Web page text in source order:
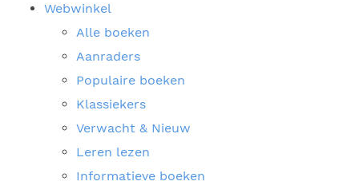
Webwinkel
Alle boeken
Aanraders
Populaire boeken
Klassiekers
Verwacht & Nieuw
Leren lezen
Informatieve boeken